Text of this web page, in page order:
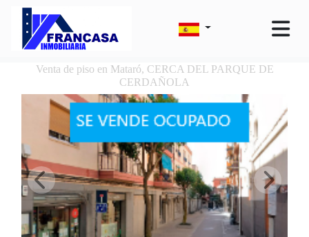
Venta de piso en Mataró, CERCA DEL PARQUE DE
CERDAÑOLA